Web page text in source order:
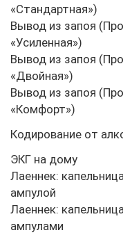
«Стандартная»)
Вывод из запоя
«Усиленная»)
Вывод из запоя
«Двойная»)
Вывод из запоя
«Комфорт»)
Кодирование от
ЭКГ на дому
Лаеннек:
ампулой
Лаеннек:
ампулами